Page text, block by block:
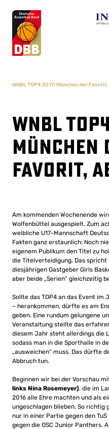
WNBL TOP4 2017: München der
WNBL
München
Favorit,
Am kommenden Wochenende
Wolfenbüttel ausgespielt. Zum
weibliche U17-Mannschaft
Fakten ganz erstaunlich: Noch
eigenem Publikum den Titel zu
die Titelverteidigung. Das
diesjährigen Gastgeber Girls
aber beide „Serien“ gleichzeitig
Sollte das TOP4 an das Event im
– herankommen, dürfte es am
geben. Eine rundum gelungene
Veranstaltung stellte das
diesem Jahr steht allerdings die
sodass man in die Sporthalle in
„ausweichen“ muss. Das dürfte
Abbruch tun.
Beginnen wir bei der Vorschau
links Nina Rosemeyer), die im
2016 alle Ehre machten und als
ungeschlagen blieben. So
nur in einer Partie gegen den
gegen die OSC Junior Panthers.